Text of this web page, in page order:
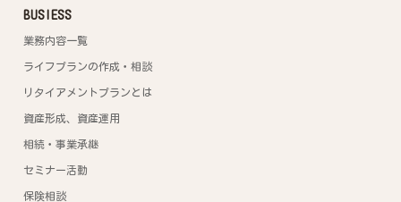
BUSIESS
業務内容一覧
ライフプランの作成・相談
リタイアメントプランとは
資産形成、資産運用
相続・事業承継
セミナー活動
保険相談